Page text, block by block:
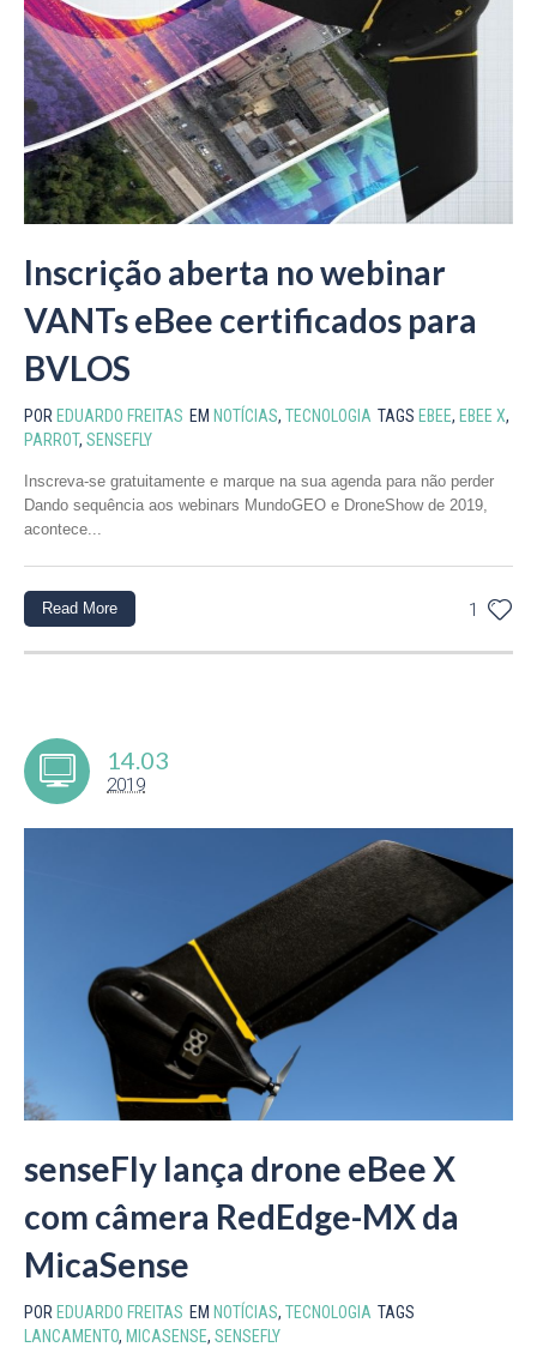
Inscrição aberta no webinar
VANTs eBee certificados para
BVLOS
POR EDUARDO FREITAS EM NOTÍCIAS, TECNOLOGIA TAGS EBEE, EBEE X,
PARROT, SENSEFLY
Inscreva-se gratuitamente e marque na sua agenda para não perder
Dando sequência aos webinars MundoGEO e DroneShow de 2019,
acontece...
1
Read More
14.03
2019
senseFly lança drone eBee X
com câmera RedEdge-MX da
MicaSense
POR EDUARDO FREITAS EM NOTÍCIAS, TECNOLOGIA TAGS
LANCAMENTO, MICASENSE, SENSEFLY